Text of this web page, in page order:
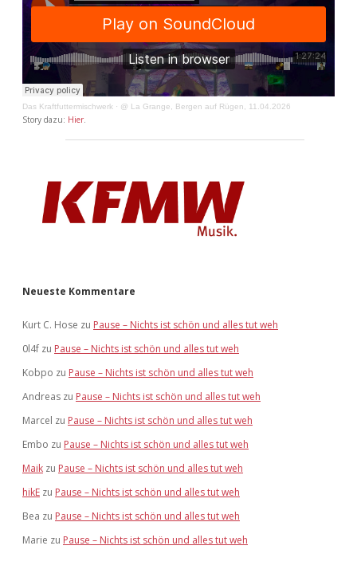
Das Kraftfuttermischwerk · @ La Grange, Bergen auf Rügen, 11.04.2026
Story dazu: Hier.
Neueste Kommentare
Kurt C. Hose zu Pause – Nichts ist schön und alles tut weh
0l4f zu Pause – Nichts ist schön und alles tut weh
Kobpo zu Pause – Nichts ist schön und alles tut weh
Andreas zu Pause – Nichts ist schön und alles tut weh
Marcel zu Pause – Nichts ist schön und alles tut weh
Embo zu Pause – Nichts ist schön und alles tut weh
Maik zu Pause – Nichts ist schön und alles tut weh
hikE zu Pause – Nichts ist schön und alles tut weh
Bea zu Pause – Nichts ist schön und alles tut weh
Marie zu Pause – Nichts ist schön und alles tut weh